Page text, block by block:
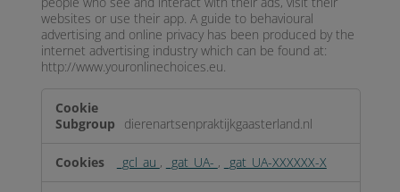
websites or use their app. A guide to behavioural
advertising and online privacy has been produced by the
internet advertising industry which can be found at:
http://www.youronlinechoices.eu.
dierenartsenpraktijkgaasterland.nl
_gcl_au , _gat_UA- , _gat_UA-XXXXXX-X